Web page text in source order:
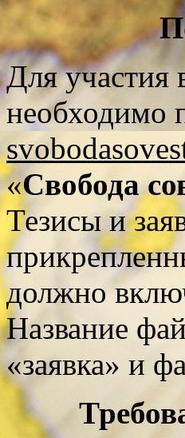
Для
необходимо
«Свобода
Тезисы и
должно
Название
«заявка» и